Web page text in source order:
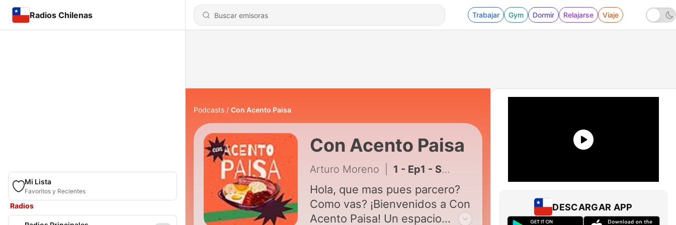
Radios Chilenas Trabajar Gym Dormir Relajarse Viaje
Mi Lista
Favoritos y Recientes
Radios
Podcasts Con Acento Paisa
Con Acento Paisa
Arturo Moreno 1 - Ep1 - Saludo
Hola, que mas pues parcero?
Como vas? ¡Bienvenidos a Con
Acento Paisa! Un espacio
DESCARGAR APP